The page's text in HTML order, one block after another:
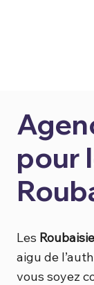
pour
Les
aigu de
vous soyez